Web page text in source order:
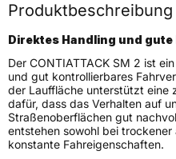
Fahrzeugtyp
Verwendung
Modellname
Reifenposition
Motorradtyp
Weitere Eigenschaften
Produktbeschreibung
Direktes Handling und
Der CONTIATTACK SM 2 ist
und gut kontrollierbares
der Lauffläche unterstützt eine
dafür, dass das Verhalten auf
Straßenoberflächen gut
entstehen sowohl bei
konstante Fahreigenschaften.